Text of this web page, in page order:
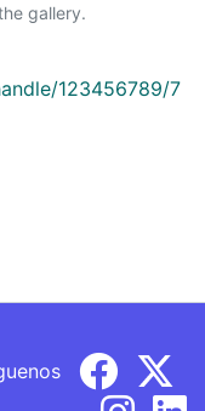
gallery.
123456789/7